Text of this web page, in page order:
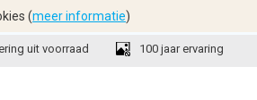
uit voorraad 100 jaar ervaring
(meer informatie)